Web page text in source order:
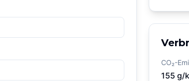
CO₂-
155 g/